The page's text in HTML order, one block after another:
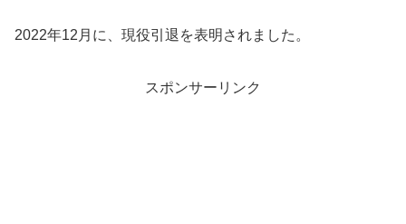
2022年12月に、現役引退を表明されました。
スポンサーリンク